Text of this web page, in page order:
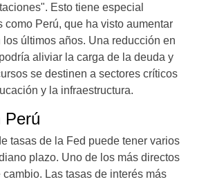
Esto tiene especial
como Perú, que ha visto aumentar
últimos años. Una reducción en
aliviar la carga de la deuda y
se destinen a sectores críticos
y la infraestructura.
Perú
tasas de la Fed puede tener varios
plazo. Uno de los más directos
Las tasas de interés más